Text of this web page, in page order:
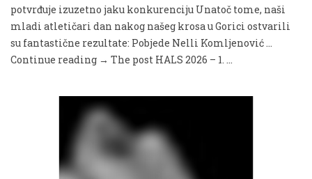
potvrđuje izuzetno jaku konkurenciju Unatoč tome, naši
mladi atletičari dan nakog našeg krosa u Gorici ostvarili
su fantastične rezultate: Pobjede Nelli Komljenović …
Continue reading → The post HALS 2026 – 1. …